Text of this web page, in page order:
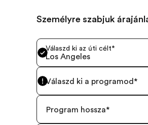
Személyre szabjuk
Válaszd ki az úti célt*
Los Angeles
Válaszd ki a programod*
Program hossza*